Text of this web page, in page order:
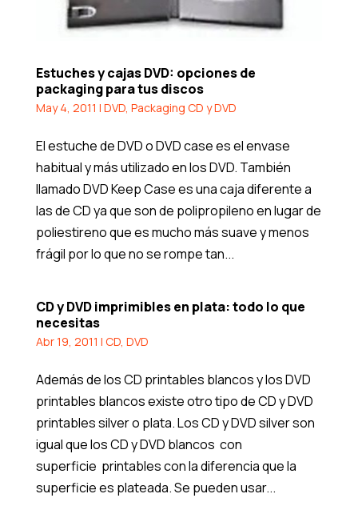
Estuches y cajas DVD: opciones de
packaging para tus discos
May 4, 2011 | DVD, Packaging CD y DVD
El estuche de DVD o DVD case es el envase
habitual y más utilizado en los DVD. También
llamado DVD Keep Case es una caja diferente a
las de CD ya que son de polipropileno en lugar de
poliestireno que es mucho más suave y menos
frágil por lo que no se rompe tan...
CD y DVD imprimibles en plata: todo lo que
necesitas
Abr 19, 2011 | CD, DVD
Además de los CD printables blancos y los DVD
printables blancos existe otro tipo de CD y DVD
printables silver o plata. Los CD y DVD silver son
igual que los CD y DVD blancos con
superficie printables con la diferencia que la
superficie es plateada. Se pueden usar...